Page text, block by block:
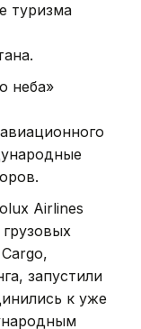
туризма
неба»
Airlines
запустили
к уже